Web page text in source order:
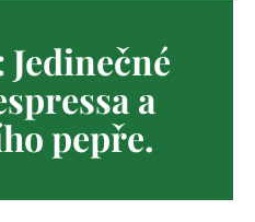
Jedinečné
a
pepře.